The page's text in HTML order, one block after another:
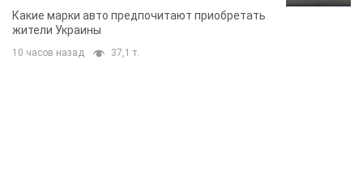
Какие марки авто предпочитают приобретать
жители Украины
10 часов назад 37,1 т.